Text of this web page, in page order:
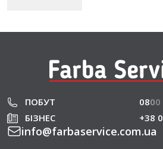
ПОБУТ 0800
БІЗНЕС
+38 0
info@farbaservice.com.ua